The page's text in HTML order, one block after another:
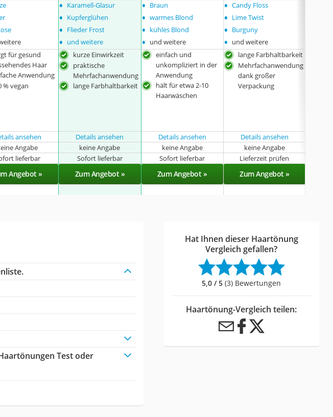
• Karamell-Glasur
• Kupferglühen
• Flieder Frost
• und weitere
• Braun
• warmes Blond
• kühles Blond
• und weitere
• Candy Floss
• Lime Twist
• Burguny
• und weitere
für gesund
Haar
Anwendung
% vegan
kurze Einwirkzeit
praktische
Mehrfachanwendung
lange Farbhaltbarkeit
einfach und
unkompliziert in der
Anwendung
hält für etwa 2-10
Haarwäschen
lange Farbhaltbarkeit
Mehrfachanwendung
dank großer
Verpackung
ansehen Details ansehen Details ansehen
Details ansehen
Angabe keine Angabe keine Angabe
keine Angabe
lieferbar Sofort lieferbar Sofort lieferbar Lieferzeit prüfen
Angebot » Zum Angebot » Zum Angebot » Zum Angebot »
Test oder
Hat Ihnen dieser Haartönung
Vergleich gefallen?
5,0 / 5 (3) Bewertungen
Haartönung-Vergleich teilen: